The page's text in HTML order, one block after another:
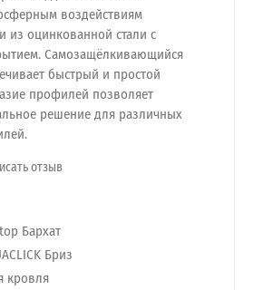
воздействиям
из оцинкованной стали с
Самозащёлкивающийся
быстрый и простой
профилей позволяет
решение для различных
отзыв
Бархат
Бриз
кровля